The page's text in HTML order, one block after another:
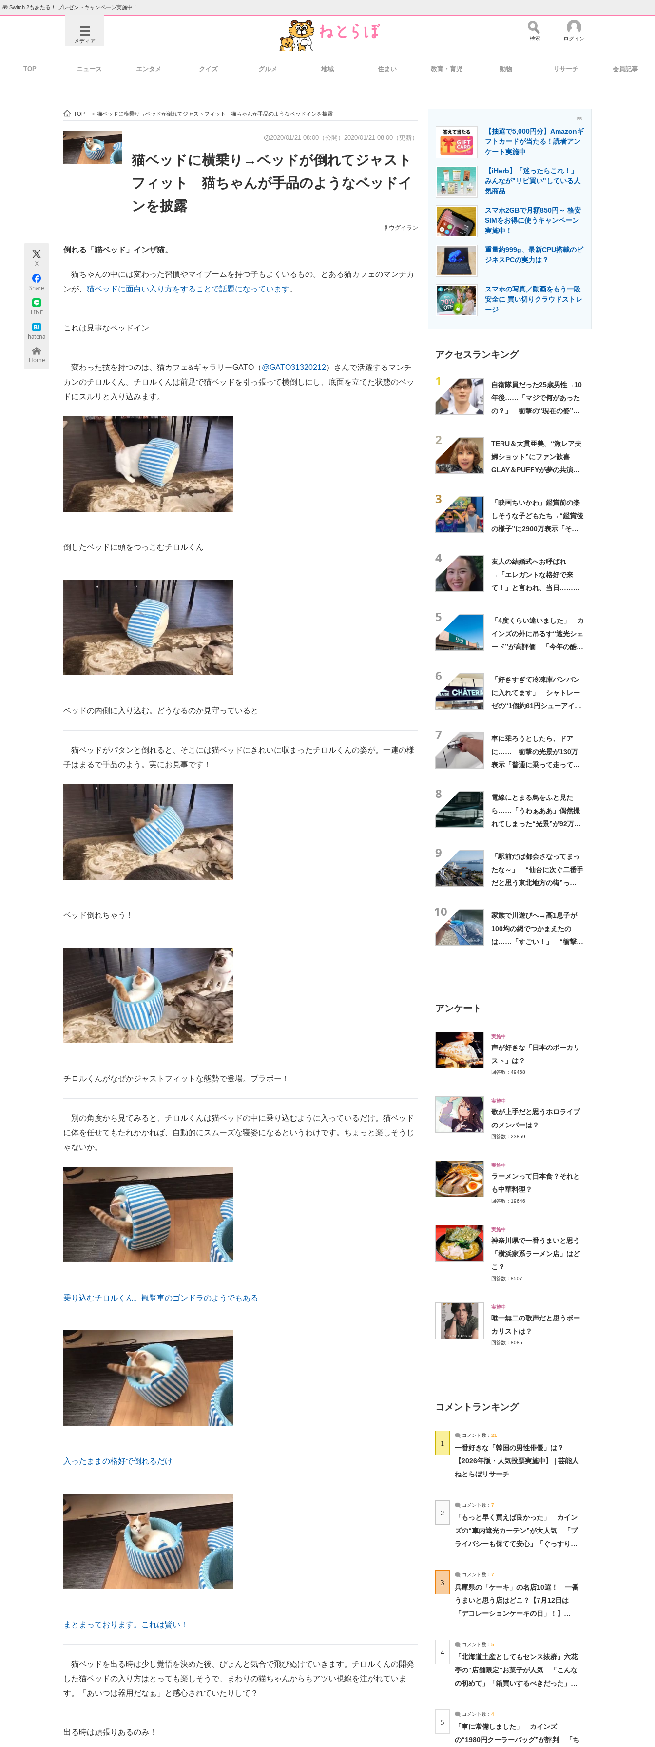
🎁 Switch 2もあたる！ プレゼントキャンペーン実施中！
メディア
ビジネスと働き方のヒント 経営リーダーのコミュニティ マーケ×ITの今がよく分かる
ITエンジニア向け専門サイト 企業向けIT製品の総合サイト IT製品の技術・比較・事例 製造業のIT導入・活用を支援
エネルギーの専門メディア 建設×テクノロジーの最前線
ちょっと気になるネットの話題
検索 ログイン
TOP ニュース エンタメ クイズ グルメ 地域 住まい 教育・育児 動物 リサーチ 会員記事
TOP > 猫ベッドに横乗り→ベッドが倒れてジャストフィット 猫ちゃんが手品のようなベッドインを披露
2020/01/21 08:00（公開） 2020/01/21 08:00（更新）
猫ベッドに横乗り→ベッドが倒れてジャスト
フィット 猫ちゃんが手品のようなベッドイ
ンを披露
ウグイラン
X
Share
LINE
hatena
Home
倒れる「猫ベッド」インザ猫。
猫ちゃんの中には変わった習慣やマイブームを持つ子もよくいるもの。とある猫カフェのマンチカ
ンが、 猫ベッドに面白い入り方をすることで話題になっています。
これは見事なベッドイン
変わった技を持つのは、猫カフェ&ギャラリーGATO（@GATO31320212）さんで活躍するマンチ
カンのチロルくん。チロルくんは前足で猫ベッドを引っ張って横倒しにし、底面を立てた状態のベッ
ドにスルリと入り込みます。
倒したベッドに頭をつっこむチロルくん
ベッドの内側に入り込む。どうなるのか見守っていると
猫ベッドがパタンと倒れると、そこには猫ベッドにきれいに収まったチロルくんの姿が。一連の様
子はまるで手品のよう。実にお見事です！
ベッド倒れちゃう！
チロルくんがなぜかジャストフィットな態勢で登場。ブラボー！
別の角度から見てみると、チロルくんは猫ベッドの中に乗り込むように入っているだけ。猫ベッド
に体を任せてもたれかかれば、自動的にスムーズな寝姿になるというわけです。ちょっと楽しそうじ
ゃないか。
乗り込むチロルくん。観覧車のゴンドラのようでもある
入ったままの格好で倒れるだけ
まとまっております。これは賢い！
猫ベッドを出る時は少し覚悟を決めた後、ぴょんと気合で飛びぬけていきます。チロルくんの開発
した猫ベッドの入り方はとっても楽しそうで、まわりの猫ちゃんからもアツい視線を注がれていま
す。「あいつは器用だなぁ」と感心されていたりして？
出る時は頑張りあるのみ！
- PR -
【抽選で5,000円分】Amazonギ
フトカードが当たる！読者アン
ケート実施中
【iHerb】「迷ったらこれ！」
みんなが"リピ買い"している人
気商品
スマホ2GBで月額850円～ 格安
SIMをお得に使うキャンペーン
実施中！
重量約999g、最新CPU搭載のビ
ジネスPCの実力は？
スマホの写真／動画をもう一段
安全に 買い切りクラウドストレ
ージ
アクセスランキング
1
自衛隊員だった25歳男性→10
年後……「マジで何があった
の？」 衝撃の“現在の姿”が
2
TERU＆大貫亜美、“激レア夫
婦ショット”にファン歓喜
GLAY＆PUFFYが夢の共演
3
「映画ちいかわ」鑑賞前の楽
しそうな子どもたち→“鑑賞後
の様子”に2900万表示「そう
4
友人の結婚式へお呼ばれ
→「エレガントな格好で来
て！」と言われ、当日……ま
5
「4度くらい違いました」 カ
インズの外に吊るす“遮光シェ
ード”が高評価 「今年の酷暑
6
「好きすぎて冷凍庫パンパン
に入れてます」 シャトレー
ゼの“1個約61円シューアイ
7
車に乗ろうとしたら、ドア
に…… 衝撃の光景が130万
表示「普通に乗って走ってた
8
電線にとまる鳥をふと見た
ら……「うわぁああ」偶然撮
れてしまった“光景”が92万再
9
「駅前だば都会さなってまっ
たな～」 “仙台に次ぐ二番手
だと思う東北地方の街”っ
10
家族で川遊びへ→高1息子が
100均の網でつかまえたの
は……「すごい！」 “衝撃の
アンケート
実施中
声が好きな「日本のボーカリ
スト」は？
回答数：49468
実施中
歌が上手だと思うホロライブ
のメンバーは？
回答数：23859
実施中
ラーメンって日本食？それと
も中華料理？
回答数：19646
実施中
神奈川県で一番うまいと思う
「横浜家系ラーメン店」はど
こ？
回答数：8507
実施中
唯一無二の歌声だと思うボー
カリストは？
回答数：8085
コメントランキング
1
コメント数： 21
一番好きな「韓国の男性俳優」は？
【2026年版・人気投票実施中】 | 芸能人
ねとらぼリサーチ
2
コメント数： 7
「もっと早く買えば良かった」 カイン
ズの“車内遮光カーテン”が大人気 「プ
ライバシーも保てて安心」「ぐっすり眠
3
コメント数： 7
兵庫県の「ケーキ」の名店10選！ 一番
うまいと思う店はどこ？【7月12日は
「デコレーションケーキの日」！】
4
コメント数： 5
「北海道土産としてもセンス抜群」六花
亭の“店舗限定”お菓子が人気 「こんな
の初めて」「箱買いするべきだった」
5
コメント数： 4
「車に常備しました」 カインズ
の“1980円クーラーバッグ”が評判 「ち